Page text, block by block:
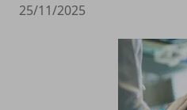
25/11/2025